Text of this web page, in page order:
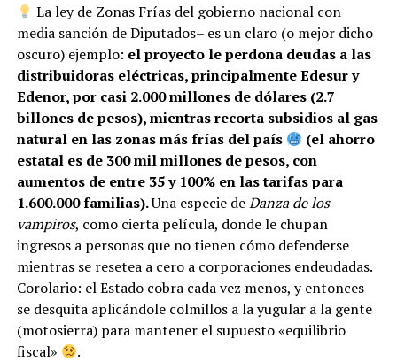
La ley de Zonas Frías del gobierno nacional con
media sanción de Diputados– es un claro (o mejor dicho
oscuro) ejemplo: el proyecto le perdona deudas a las
distribuidoras eléctricas, principalmente Edesur y
Edenor, por casi 2.000 millones de dólares (2.7
billones de pesos), mientras recorta subsidios al gas
natural en las zonas más frías del país
(el ahorro
estatal es de 300 mil millones de pesos, con
aumentos de entre 35 y 100% en las tarifas para
1.600.000 familias).Una especie deDanza de los
vampiros, como cierta película, donde le chupan
ingresos a personas que no tienen cómo defenderse
mientras se resetea a cero a corporaciones endeudadas.
Corolario: el Estado cobra cada vez menos, y entonces
se desquita aplicándole colmillos a la yugular a la gente
(motosierra) para mantener el supuesto «equilibrio
fiscal»
.